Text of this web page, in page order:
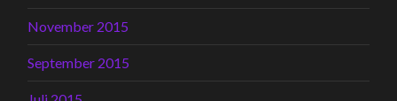
November 2015
September 2015